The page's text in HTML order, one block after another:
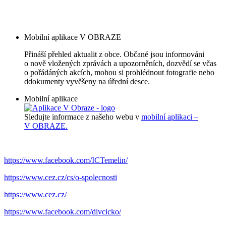
Mobilní aplikace V OBRAZE
Přináší přehled aktualit z obce. Občané jsou informováni
o nově vložených zprávách a upozorněních, dozvědí se včas
o pořádáných akcích, mohou si prohlédnout fotografie nebo
ddokumenty vyvěšeny na úřední desce.
Mobilní aplikace
Sledujte informace z našeho webu v mobilní aplikaci –
V OBRAZE.
https://www.facebook.com/ICTemelin/
https://www.cez.cz/cs/o-spolecnosti
https://www.cez.cz/
https://www.facebook.com/divcicko/